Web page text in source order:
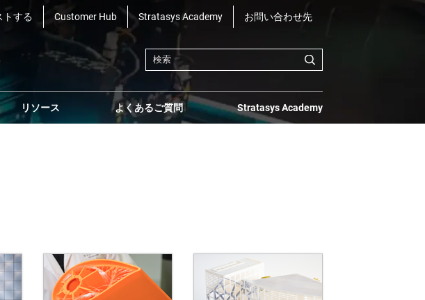
トする Customer Hub Stratasys Academy お問い合わせ先
リソース よくあるご質問 Stratasys Academy